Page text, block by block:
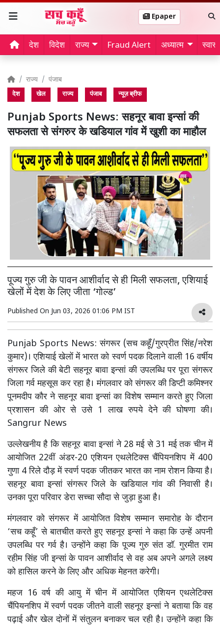
Epaper
देश विदेश राज्य Fraud Alert अध्यात्म
राज्य पंजाब
देश खेल राज्य पंजाब न्यूज़ ब्रीफ
Punjab Sports News: सहनूर बावा इन्सां की
सफलता से संगरुर के खडियाल गांव में खुशी का माहौल
पूज्य गुरु जी के पावन आशीर्वाद से ही मिली सफलता, एशियाई
खेलों में देश के लिए जीता ‘गोल्ड’
Published On Jun 03, 2026 01:06 PM IST
Punjab Sports News: संगरूर (सच कहूँ/गुरप्रीत सिंह/नरेश
कुमार)। एशियाई खेलों में भारत को स्वर्ण पदक दिलाने वाली 16 वर्षीय
संगरूर जिले की बेटी सहनूर बावा इन्सां की उपलब्धि पर पूरा संगरूर
जिला गर्व महसूस कर रहा है। मंगलवार को संगरूर की डिप्टी कमिश्नर
पूनमदीप कौर ने सहनूर बावा इन्सां का विशेष सम्मान करते हुए जिला
प्रशासन की ओर से उसे 1 लाख रुपये देने की घोषणा की।
Sangrur News
उल्लेखनीय है कि सहनूर बावा इन्सां ने 28 मई से 31 मई तक चीन में
आयोजित 22वीं अंडर-20 एशियन एथलेटिक्स चैंपियनशिप में 400
गुणा 4 रिले दौड़ में स्वर्ण पदक जीतकर भारत का नाम रोशन किया है।
सहनूर बावा इन्सां संगरूर जिले के खडियाल गांव की निवासी है।
उनका पूरा परिवार डेरा सच्चा सौदा से जुड़ा हुआ है।
मंगलवार को संगरूर में आयोजित विशेष सम्मान समारोह के दौरान
‘सच कहूँ’ से बातचीत करते हुए सहनूर इन्सां ने कहा कि उन्हें अपनी
उपलब्धि पर गर्व है। उन्होंने कहा कि पूज्य गुरु संत डॉ. गुरमीत राम
रहीम सिंह जी इन्सां के पावन आशीर्वाद से वह अब अपने अगले लक्ष्य
को हासिल करने के लिए और अधिक मेहनत करेगी।
महज 16 वर्ष की आयु में चीन में आयोजित एशियन एथलेटिक्स
चैंपियनशिप में स्वर्ण पदक जीतने वाली सहनूर इन्सां ने बताया कि वह
पढ़ाई और खेल दोनों में संतुलन बनाकर चल रही है। उन्होंने कहा कि